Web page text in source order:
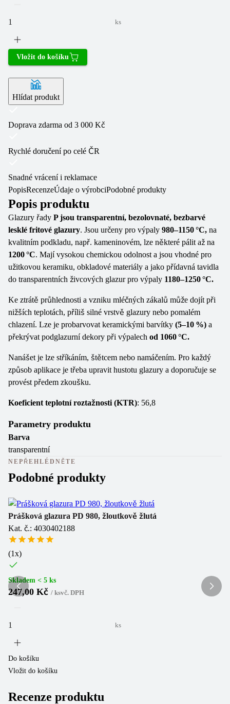
ks
Vložit do košíku
Hlídat produkt
Doprava zdarma od 3 000 Kč
Rychlé doručení po celé ČR
Snadné vrácení i reklamace
PopisRecenzeÚdaje o výrobciPodobné produkty
Popis produktu
Glazury řady P jsou transparentní, bezolovnaté, bezbarvé
lesklé fritové glazury. Jsou určeny pro výpaly 980–1150 °C, na
kvalitním podkladu, např. kameninovém, lze některé pálit až na
1200 °C. Mají vysokou chemickou odolnost a jsou vhodné pro
užitkovou keramiku, obkladové materiály a jako přídavná tavidla
do transparentních živcových glazur pro výpaly 1180–1250 °C.
Ke ztrátě průhlednosti a vzniku mléčných zákalů může dojít při
nižších teplotách, příliš silné vrstvě glazury nebo pomalém
chlazení. Lze je probarvovat keramickými barvítky (5–10 %) a
překrývat podglazurní dekory při výpalech od 1060 °C.
Nanášet je lze stříkáním, štětcem nebo namáčením. Pro každý
způsob aplikace je třeba upravit hustotu glazury a doporučuje se
provést předem zkoušku.
Koeficient teplotní roztažnosti (KTR): 56,8
Parametry produktu
Barva
transparentní
NEPŘEHLÉDNĚTE
Podobné produkty
Prášková glazura PD 980, žloutkově žlutá
Kat. č.: 4030402188
(1x)
Skladem < 5 ks
247,00 Kč / ksvč. DPH
ks
Do košíku
Vložit do košíku
Recenze produktu